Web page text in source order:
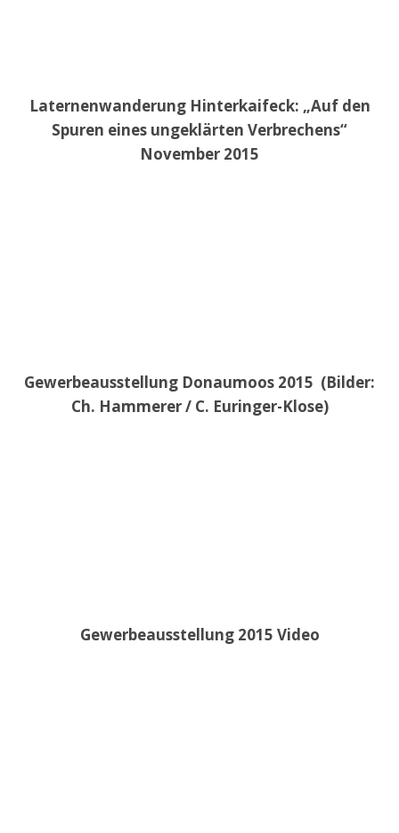
Laternenwanderung Hinterkaifeck: „Auf den
Spuren eines ungeklärten Verbrechens“
November 2015
Gewerbeausstellung Donaumoos 2015 (Bilder:
Ch. Hammerer / C. Euringer-Klose)
Gewerbeausstellung 2015 Video